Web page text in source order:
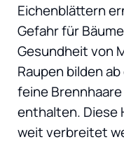
Eichenblättern
Gefahr für
Gesundheit von
Raupen bilden
feine
enthalten. Diese
weit verbreitet